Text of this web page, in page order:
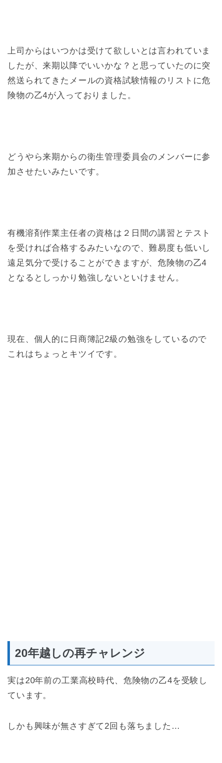
上司からはいつかは受けて欲しいとは言われていま
したが、来期以降でいいかな？と思っていたのに突
然送られてきたメールの資格試験情報のリストに危
険物の乙4が入っておりました。
どうやら来期からの衛生管理委員会のメンバーに参
加させたいみたいです。
有機溶剤作業主任者の資格は２日間の講習とテスト
を受ければ合格するみたいなので、難易度も低いし
遠足気分で受けることができますが、危険物の乙4
となるとしっかり勉強しないといけません。
現在、個人的に日商簿記2級の勉強をしているので
これはちょっとキツイです。
20年越しの再チャレンジ
実は20年前の工業高校時代、危険物の乙4を受験し
ています。
しかも興味が無さすぎて2回も落ちました…